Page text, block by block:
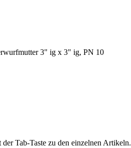
3" ig x 3" ig, PN 10
Tab-Taste zu den einzelnen Artikeln.